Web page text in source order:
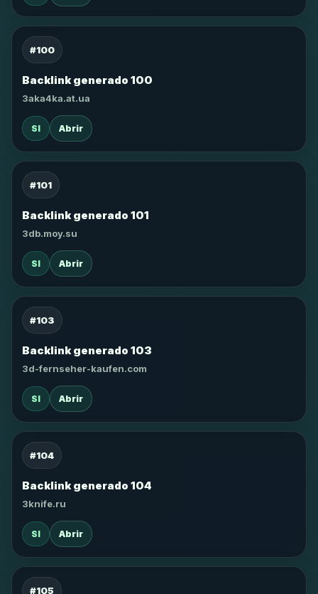
#100
Backlink generado 100
3aka4ka.at.ua
SI Abrir
#101
Backlink generado 101
3db.moy.su
SI Abrir
#103
Backlink generado 103
3d-fernseher-kaufen.com
SI Abrir
#104
Backlink generado 104
3knife.ru
SI Abrir
#105